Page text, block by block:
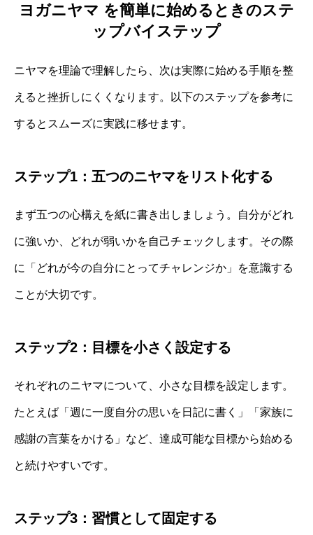
ヨガニヤマ を簡単に始めるときのステ
ップバイステップ
ニヤマを理論で理解したら、次は実際に始める手順を整
えると挫折しにくくなります。以下のステップを参考に
するとスムーズに実践に移せます。
ステップ1：五つのニヤマをリスト化する
まず五つの心構えを紙に書き出しましょう。自分がどれ
に強いか、どれが弱いかを自己チェックします。その際
に「どれが今の自分にとってチャレンジか」を意識する
ことが大切です。
ステップ2：目標を小さく設定する
それぞれのニヤマについて、小さな目標を設定します。
たとえば「週に一度自分の思いを日記に書く」「家族に
感謝の言葉をかける」など、達成可能な目標から始める
と続けやすいです。
ステップ3：習慣として固定する